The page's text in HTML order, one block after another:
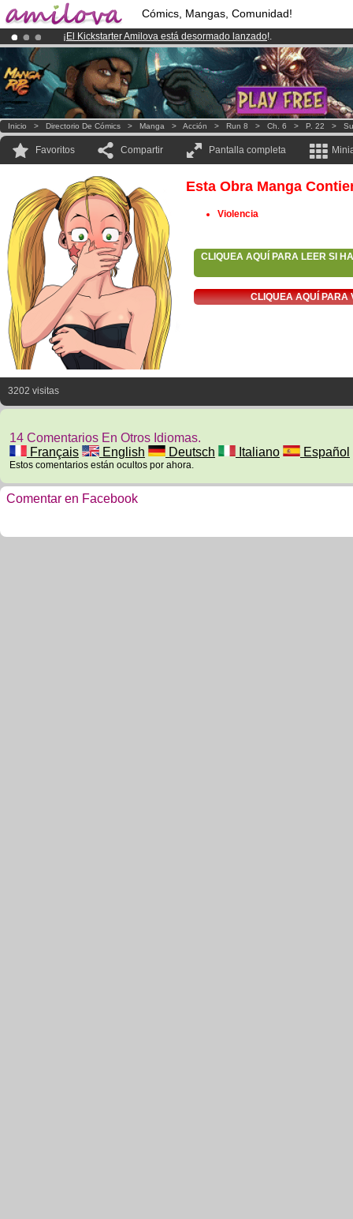
Cómics, Mangas, Comunidad!
¡ El Kickstarter Amilova está desormado lanzado!.
¡Conviertete en Premium por3.95 eurosal mes!Hazte Premium ya
¡Ya tenemos 100000miembrosy 1000 Cómics y Mangas!.
Inicio > Directorio De Cómics > Manga > Acción > Run 8 > Ch. 6 > P. 22 >
Favoritos Compartir Pantalla completa
Esta Obra Manga
Violencia
CLIQUEA AQUÍ PARA LEER SI
CLIQUEA AQUÍ PARA
3202 visitas
14 Comentarios En Otros Idiomas.
Français
English Deutsch Italiano Español
Estos comentarios están ocultos por ahora.
Comentar en Facebook